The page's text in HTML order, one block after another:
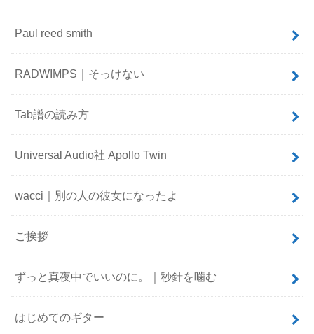
Paul reed smith
RADWIMPS｜そっけない
Tab譜の読み方
Universal Audio社 Apollo Twin
wacci｜別の人の彼女になったよ
ご挨拶
ずっと真夜中でいいのに。｜秒針を噛む
はじめてのギター